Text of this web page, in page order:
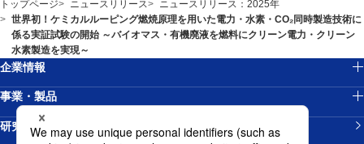
トップページ ニュースリリース
ニュースリリース：2025年
世界初！ケミカルルーピング燃焼原理を用いた電力・水素・CO₂同時製造技術に
係る実証試験の開始 ～バイオマス・有機廃液を燃料にクリーン電力・クリーン
水素製造を実現～
企業情報
事業・製品
研究開発